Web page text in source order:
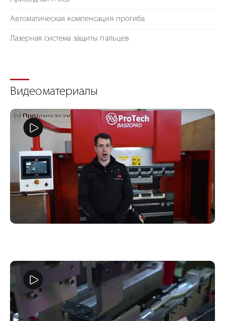
Автоматическая компенсация прогиба
Лазерная система защиты пальцев
Видеоматериалы